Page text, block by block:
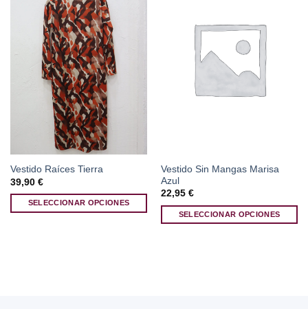
Vestido Raíces Tierra
39,90 €
SELECCIONAR OPCIONES
Vestido Sin Mangas Marisa
Azul
22,95 €
SELECCIONAR OPCIONES